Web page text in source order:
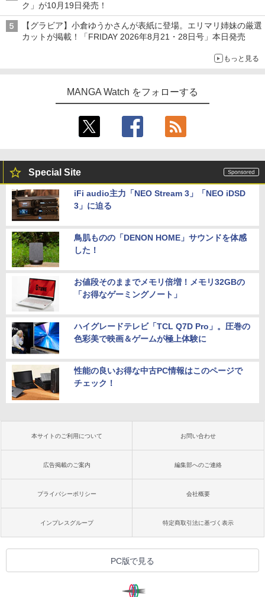
ク」が10月19日発売！
【グラビア】小倉ゆうかさんが表紙に登場。エリマリ姉妹の厳選
カットが掲載！「FRIDAY 2026年8⽉21・28日号」本日発売
もっと見る
MANGA Watch をフォローする
Special Site
iFi audio主力「NEO Stream 3」「NEO iDSD
3」に迫る
鳥肌ものの「DENON HOME」サウンドを体感
した！
お値段そのままでメモリ倍増！メモリ32GBの
「お得なゲーミングノート」
ハイグレードテレビ「TCL Q7D Pro」。圧巻の
色彩美で映画＆ゲームが極上体験に
性能の良いお得な中古PC情報はこのページで
チェック！
本サイトのご利用について お問い合わせ
広告掲載のご案内 編集部へのご連絡
プライバシーポリシー 会社概要
インプレスグループ 特定商取引法に基づく表示
PC版で見る